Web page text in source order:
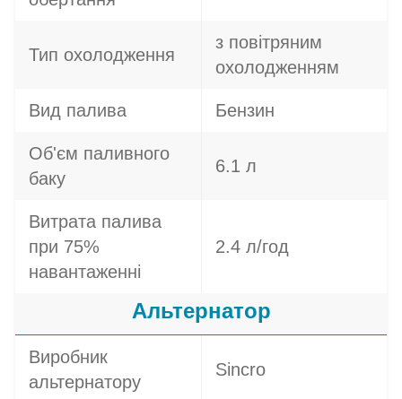
Тип охолодження
з повітряним
охолодженням
Вид палива Бензин
Об'єм паливного
баку
6.1 л
Витрата палива
при 75%
навантаженні
2.4 л/год
Альтернатор
Виробник
альтернатору
Sincro